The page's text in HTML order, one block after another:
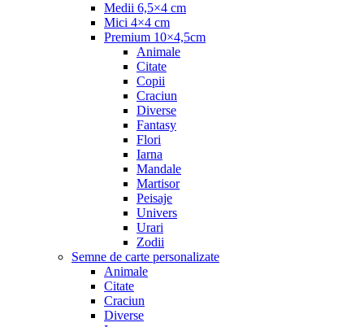
Medii 6,5×4 cm
Mici 4×4 cm
Premium 10×4,5cm
Animale
Citate
Copii
Craciun
Diverse
Fantasy
Flori
Iarna
Mandale
Martisor
Peisaje
Univers
Urari
Zodii
Semne de carte personalizate
Animale
Citate
Craciun
Diverse